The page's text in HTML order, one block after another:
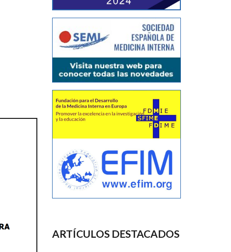
ARTÍCULOS DESTACADOS